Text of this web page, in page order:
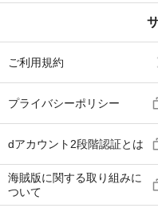
ご利用規約
プライバシーポリシー
dアカウント2段階認証とは
海賊版に関する取り組みに
ついて